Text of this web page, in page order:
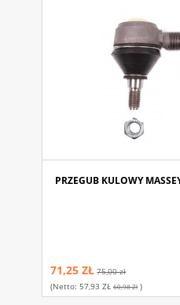
PRZEGUB KULOWY
71,25 ZŁ 75,00 zł
(netto: 57,93 ZŁ 60,98 Zł)